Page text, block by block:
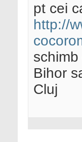
pt cei
http://
Bihor
Cluj